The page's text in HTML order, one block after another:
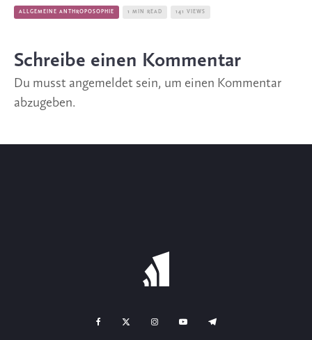
ALLGEMEINE ANTHROPOSOPHIE 1 MIN READ 141 VIEWS
Schreibe einen Kommentar
Du musst angemeldet sein, um einen Kommentar
abzugeben.